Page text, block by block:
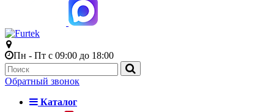
Пн - Пт с 09:00 до 18:00
Обратный звонок
Каталог